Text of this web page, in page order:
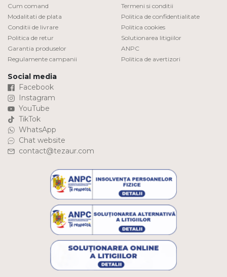
Cum comand
Modalitati de plata
Conditii de livrare
Politica de retur
Garantia produselor
Regulamente campanii
Termeni si conditii
Politica de confidentialitate
Politica cookies
Solutionarea litigiilor
ANPC
Politica de avertizori
Social media
Facebook
Instagram
YouTube
TikTok
WhatsApp
Chat website
contact@tezaur.com